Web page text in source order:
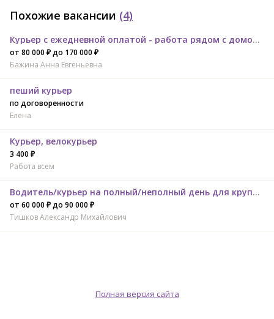
Похожие вакансии (4)
Курьер с ежедневной оплатой - работа рядом с домом (подработка)
от 80 000 ₽ до 170 000 ₽
Бажина Анна Евгеньевна
пеший курьер
по договоренности
Елена
Курьер, велокурьер
3 400 ₽
Работа всем
Водитель/курьер на полный/неполный день для крупного сервиса доставки еды.
от 60 000 ₽ до 90 000 ₽
Тишков Александр Михайлович
Полная версия сайта